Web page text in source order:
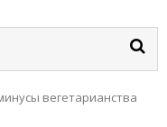
вегетарианства